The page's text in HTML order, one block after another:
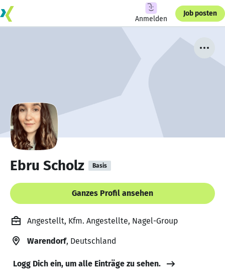
Anmelden
Job posten
Ebru Scholz Basis
Ganzes Profil ansehen
Angestellt, Kfm. Angestellte, Nagel-Group
Warendorf, Deutschland
Logg Dich ein, um alle Einträge zu sehen.